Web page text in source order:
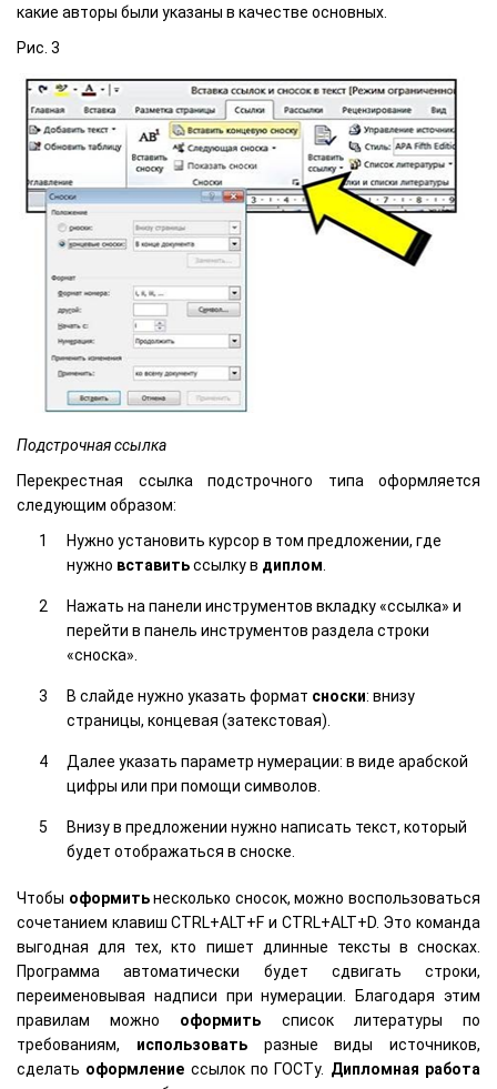
какие авторы были указаны в качестве основных.
Рис. 3
Подстрочная ссылка
Перекрестная ссылка подстрочного типа оформляется
следующим образом:
Нужно установить курсор в том предложении, где
нужно вставитьссылку в диплом
Нажать на панели инструментов вкладку «ссылка» и
перейти в панель инструментов раздела строки
«сноска».
В слайде нужно указать формат сноски: внизу
страницы, концевая (затекстовая).
Далее указать параметр нумерации: в виде арабской
цифры или при помощи символов.
Внизу в предложении нужно написать текст, который
будет отображаться в сноске.
Чтобы оформитьнесколько сносок, можно воспользоваться
сочетанием клавиш CTRL+ALT+F и CTRL+ALT+D. Это команда
выгодная для тех, кто пишет длинные тексты в сносках.
Программа автоматически будет сдвигать строки,
переименовывая надписи при нумерации. Благодаря этим
правилам можно оформить список литературы по
требованиям, использоватьразные виды источников,
сделать оформление ссылок по ГОСТу. Дипломная работа